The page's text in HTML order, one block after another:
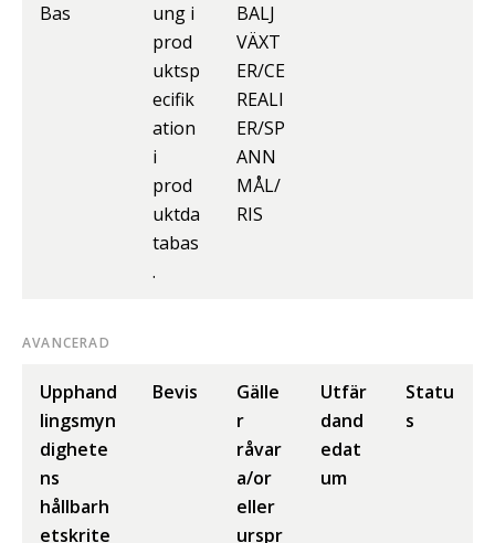
Bas
ung i
prod
uktsp
ecifik
ation
i
prod
uktda
tabas
.
BALJ
VÄXT
ER/CE
REALI
ER/SP
ANN
MÅL/
RIS
AVANCERAD
Upphand
lingsmyn
dighete
ns
hållbarh
etskrite
Bevis
Gälle
r
råvar
a/or
eller
urspr
Utfär
dand
edat
um
Statu
s